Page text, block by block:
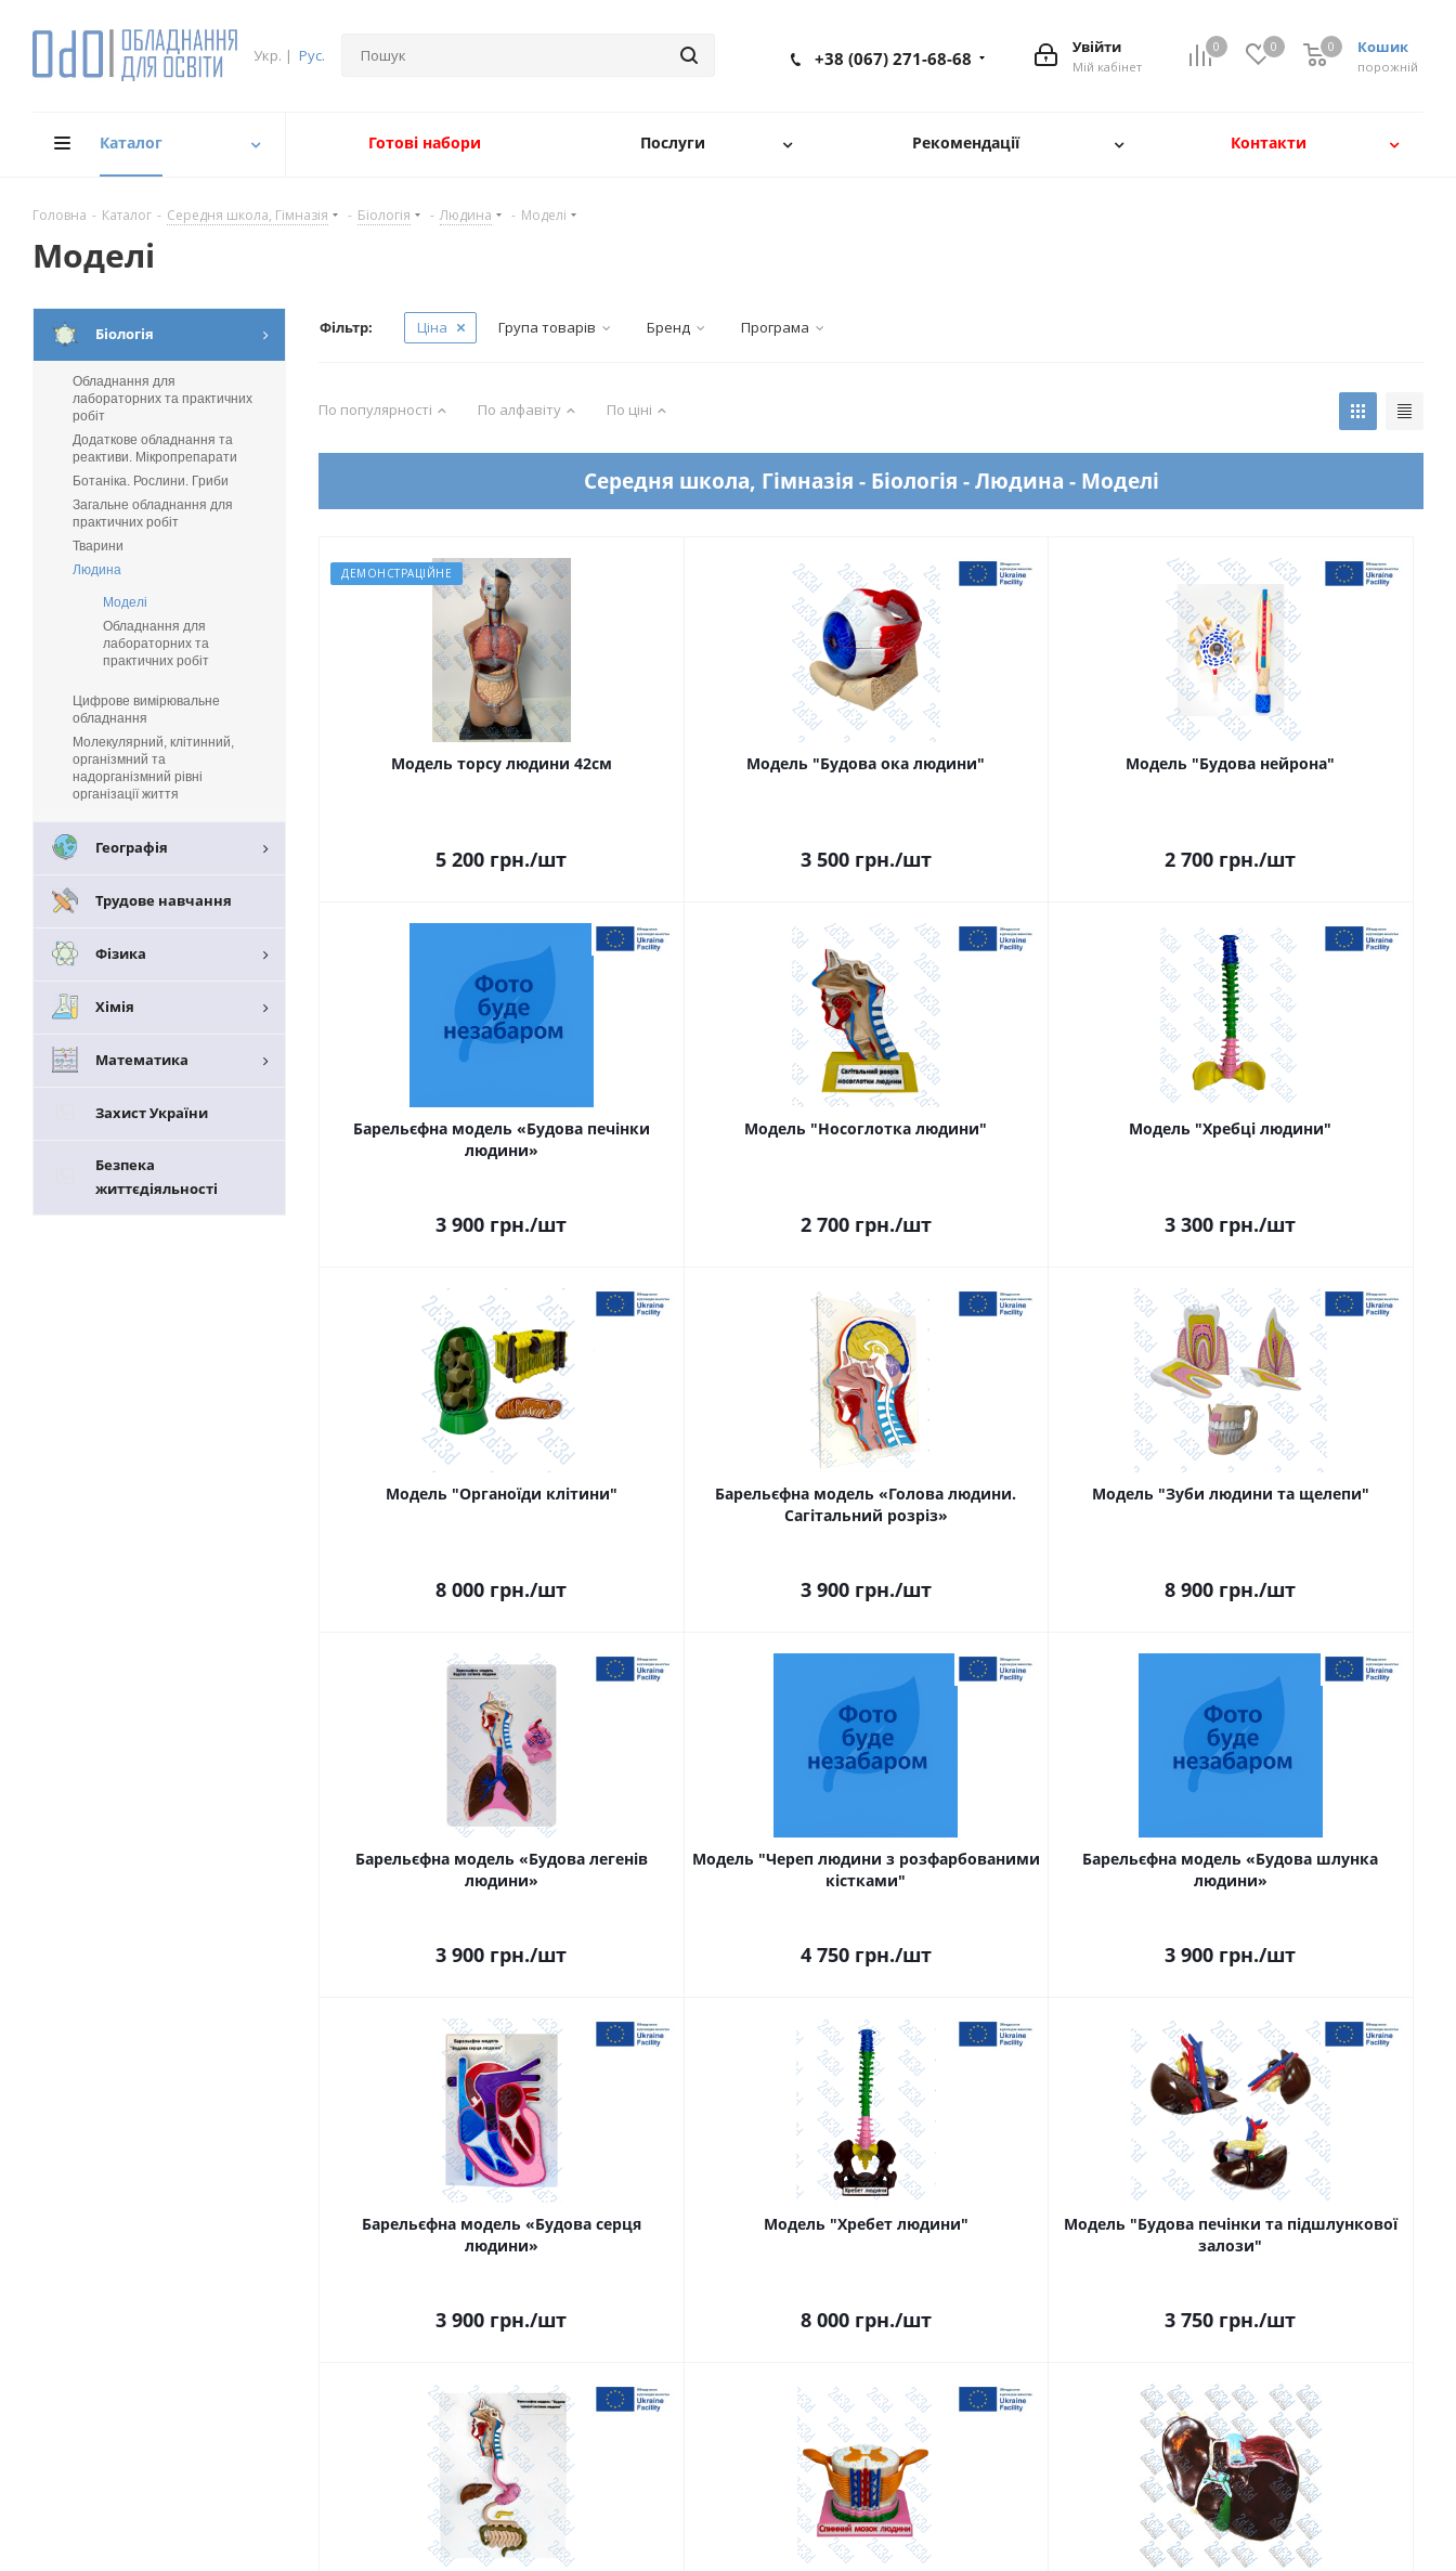
Укр. | Рус. 0 0 Кошик
порожній
0
Увійти
Мій кабінет
+38 (067) 271-68-68
Каталог Готові набори Послуги Рекомендації Контакти
Головна - Каталог - Середня школа, Гімназія - Біологія - Людина - Моделі
Моделі
Фільтр: Ціна Група товарів Бренд Програма
По популярності По алфавіту По ціні
Середня школа, Гімназія - Біологія - Людина - Моделі
ДЕМОНСТРАЦІЙНЕ
Модель торсу людини 42см
5 200 грн./шт
Модель "Будова ока людини"
3 500грн./шт
Модель "Будова нейрона"
2 700 грн./шт
Барельєфна модель «Будова печінки
людини»
3 900 грн./шт
Модель "Носоглотка людини"
2 700грн./шт
Модель "Хребці людини"
3 300 грн./шт
Модель "Органоїди клітини"
8 000 грн./шт
Барельєфна модель «Голова людини.
Сагітальний розріз»
3 900грн./шт
Модель "Зуби людини та щелепи"
8 900 грн./шт
Барельєфна модель «Будова легенів
людини»
3 900 грн./шт
Модель "Череп людини з розфарбованими
кістками"
4 750грн./шт
Барельєфна модель «Будова шлунка
людини»
3 900 грн./шт
Барельєфна модель «Будова серця
людини»
3 900 грн./шт
Модель "Хребет людини"
8 000грн./шт
Модель "Будова печінки та підшлункової
залози"
3 750 грн./шт
Біологія
Обладнання для
лабораторних та практичних
робіт
Додаткове обладнання та
реактиви. Мікропрепарати
Ботаніка. Рослини. Гриби
Загальне обладнання для
практичних робіт
Тварини
Людина
Моделі
Обладнання для
лабораторних та
практичних робіт
Цифрове вимірювальне
обладнання
Молекулярний, клітинний,
організмний та
надорганізмний рівні
організації життя
Географія
Трудове навчання
Фізика
Хімія
Математика
Захист України
Безпека
життєдіяльності